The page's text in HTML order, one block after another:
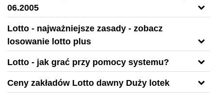
06.2005
Lotto - najważniejsze zasady - zobacz
losowanie lotto plus
Lotto - jak grać przy pomocy systemu?
Ceny zakładów Lotto dawny Duży lotek